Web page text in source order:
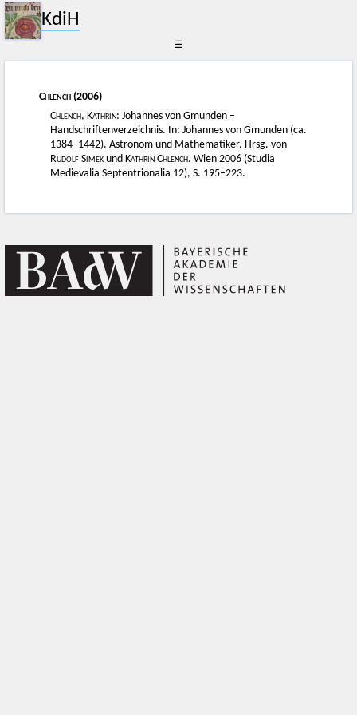
KdiH
☰
Chlench (2006)
Chlench, Kathrin: Johannes von Gmunden –
Handschriftenverzeichnis. In: Johannes von Gmunden (ca.
1384–1442). Astronom und Mathematiker. Hrsg. von
Rudolf Simek und Kathrin Chlench. Wien 2006 (Studia
Medievalia Septentrionalia 12), S. 195–223.